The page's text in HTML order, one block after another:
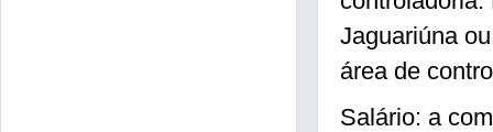
Jaguariúna
área de
Salário: a